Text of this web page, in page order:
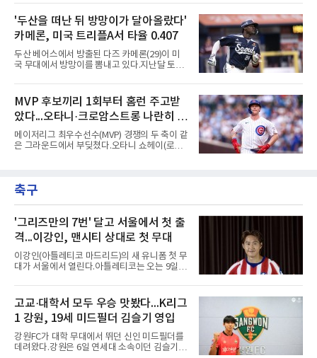
장 특성상 교체가 쉽지는 않지만, 시즌 후반 순
위 경쟁을 생각하면 불안한
로이트 타이거스의 경기에서 벤치 클리어링이
벌어졌다. 난투극으로 번지지는 않았으나 좌완
게이브 스파이어와 댄 윌슨 시애틀 감독이 퇴장
당했다.발단은 선발이었다. 시애틀 브라이언 우
가 디트로이트 타자를 세 차례 맞혔다. 다만 팔꿈
치 보호대에 맞거나 변화구에 발이 스치는 수준
이어서 치명적이지는 않았다.분위기는 그다음에
리를 맞혔다. 토레스와 시애틀 포수 칼 롤리가 말
을 주고받자 AJ 힌치 디
'두산을 떠난 뒤 방망이가 달아올랐다'
카메론, 미국 트리플A서 타율 0.407
두산 베어스에서 방출된 다즈 카메론(29)이 미
국 무대에서 방망이를 뽐내고 있다.지난달 토론
론은 루키리그 2경기를 거쳐 트리플A 버펄로 바
이슨스로 승격한 뒤 연일 뜨거운 타격감을 보이
고 있다.수치가 압도적이다. 트리플A 15경기에
서 타율 0.407(54타수 22안타), 2홈런, 10타점,
8도루를 기록 중이며 OPS는 1.151에 이른다.
15경기 중 14경기에서 안타를 만들었고 최근 7
경기 연속 안타도 이어갔다.6일(한국시간) 노퍽
을 놓았고, 버펄로는 이 회에만 5점을 뽑아 7-6
역전승을 거뒀다.한국에서의 성적도
MVP 후보끼리 1회부터 홈런 주고받
았다...오타니·크로암스트롱 나란히 홈
런 맞불
메이저리그 최우수선수(MVP) 경쟁의 두 축이 같
은 그라운드에서 부딪쳤다.오타니 쇼헤이(로스
터 불이 붙었다. 1회초 선두타자 오타니가 컵스
선발 이마나가 쇼타를 상대로 우월 솔로 홈런을
라워를 상대로 중월 솔로 홈런으로 응수했다. 최
근 50년간 리글리필드에서 1회 양 팀 선두타자
홈런이 함께 나온 것은 두 번째이며, 통계업체
엘리어스 스포츠뷰로에 따르면 그해 MVP 투표
10위 이내 선수끼리 이런 공방을 벌인 사례는 처
음이다.흐름은 크로암스트롱
축구
'그리즈만의 7번' 달고 서울에서 첫 출
격...이강인, 맨시티 상대로 첫 무대
이강인(아틀레티코 마드리드)의 새 유니폼 첫 무
대가 서울에서 열린다.아틀레티코는 오는 9일
와 2026 쿠팡플레이 시리즈 친선 경기를 치른다.
구단 소집 명단에 이강인이 포함되면서 변수가
없는 한 그의 첫 출격은 서울이 된다.등번호부터
무게가 실렸다. 이강인은 첫 경기부터 7번을 단
다. 2010년대 팀의 전성기를 이끈 앙투안 그리즈
만이 달았던 번호다.합류 과정은 순탄치 않았다.
스페인으로 건너가려던 그는 병역 특례 행정 절
고교·대학서 모두 우승 맛봤다...K리그
1 강원, 19세 미드필더 김슬기 영입
강원FC가 대학 무대에서 뛰던 신인 미드필더를
데려왔다.강원은 6일 연세대 소속이던 김슬기